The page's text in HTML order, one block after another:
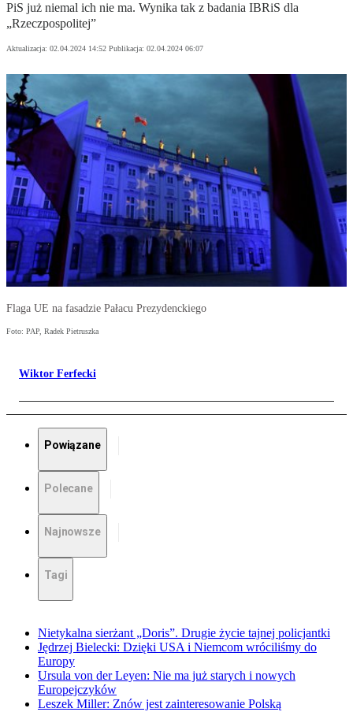
PiS już niemal ich nie ma. Wynika tak z badania IBRiS dla
„Rzeczpospolitej”
Aktualizacja: 02.04.2024 14:52 Publikacja: 02.04.2024 06:07
Flaga UE na fasadzie Pałacu Prezydenckiego
Foto: PAP, Radek Pietruszka
Wiktor Ferfecki
Powiązane
Polecane
Najnowsze
Tagi
Nietykalna sierżant „Doris”. Drugie życie tajnej policjantki
Jędrzej Bielecki: Dzięki USA i Niemcom wróciliśmy do
Europy
Ursula von der Leyen: Nie ma już starych i nowych
Europejczyków
Leszek Miller: Znów jest zainteresowanie Polską